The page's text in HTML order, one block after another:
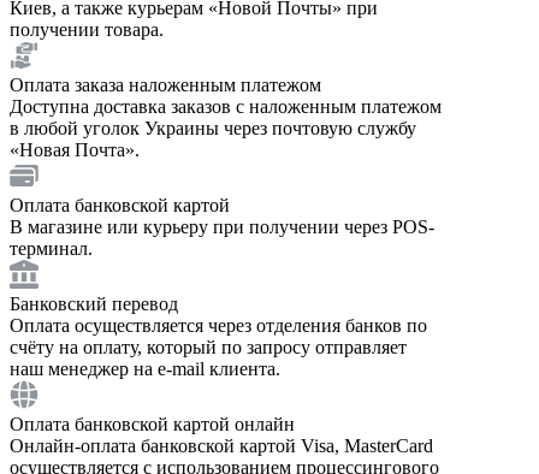
Киев, а также курьерам «Новой Почты» при
получении товара.
Оплата заказа наложенным платежом
Доступна доставка заказов с наложенным платежом
в любой уголок Украины через почтовую службу
«Новая Почта».
Оплата банковской картой
В магазине или курьеру при получении через POS-
терминал.
Банковский перевод
Оплата осуществляется через отделения банков по
счёту на оплату, который по запросу отправляет
наш менеджер на e-mail клиента.
Оплата банковской картой онлайн
Онлайн-оплата банковской картой Visa, MasterCard
осуществляется с использованием процессингового